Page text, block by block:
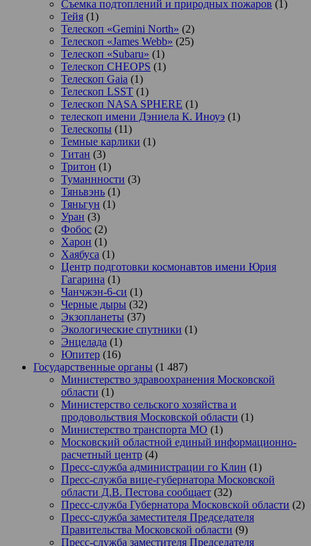
Съемка подтоплений и природных пожаров (1)
Тейя (1)
Телескоп «Gemini North» (2)
Телескоп «James Webb» (25)
Телескоп «Subaru» (1)
Телескоп CHEOPS (1)
Телескоп Gaia (1)
Телескоп LSST (1)
Телескоп NASA SPHERE (1)
телескоп имени Дэниела К. Иноуэ (1)
Телескопы (11)
Темные карлики (1)
Титан (3)
Тритон (1)
Туманнности (3)
Тяньвэнь (1)
Тяньгун (1)
Уран (3)
Фобос (2)
Харон (1)
Хаябуса (1)
Центр подготовки космонавтов имени Юрия
Гагарина (1)
Чанчжэн-6-си (1)
Черные дыры (32)
Экзопланеты (37)
Экологические спутники (1)
Энцелада (1)
Юпитер (16)
Государственные органы (1 487)
Министерство здравоохранения Московской
области (1)
Министерство сельского хозяйства и
продовольствия Московской области (1)
Министерство транспорта МО (1)
Московский областной единый информационно-
расчетный центр (4)
Пресс-служба администрации го Клин (1)
Пресс-служба вице-губернатора Московской
области Д.В. Пестова сообщает (32)
Пресс-служба Губернатора Московской области (2)
Пресс-служба заместителя Председателя
Правительства Московской области (9)
Пресс-служба заместителя Председателя